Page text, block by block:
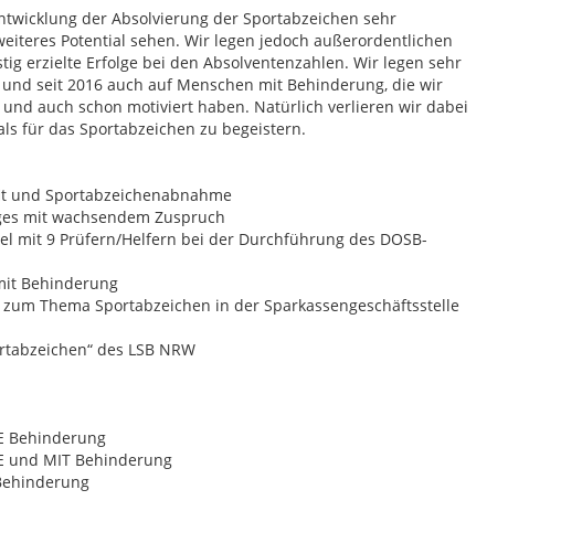
der Absolvierung der Sportabzeichen sehr
Potential sehen. Wir legen jedoch außerordentlichen
erzielte Erfolge bei den Absolventenzahlen. Wir legen sehr
seit 2016 auch auf Menschen mit Behinderung, die wir
auch schon motiviert haben. Natürlich verlieren wir dabei
für das Sportabzeichen zu begeistern.
und Sportabzeichenabnahme
mit wachsendem Zuspruch
mit 9 Prüfern/Helfern bei der Durchführung des DOSB-
Behinderung
Thema Sportabzeichen in der Sparkassengeschäftsstelle
des LSB NRW
Behinderung
und MIT Behinderung